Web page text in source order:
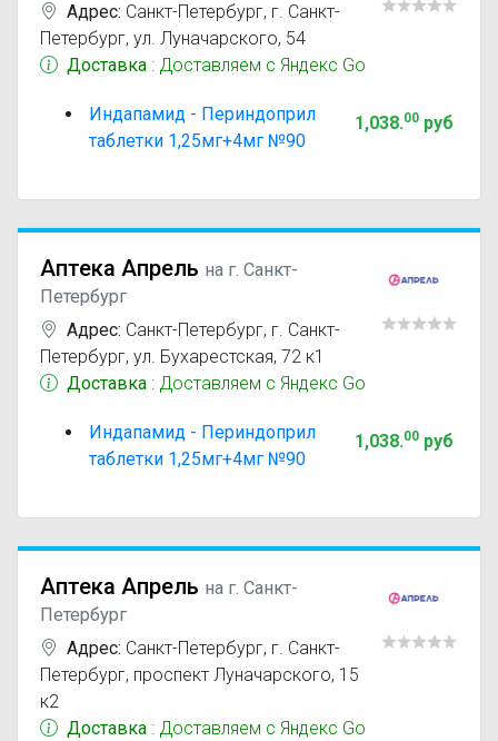
Адрес: Санкт-Петербург, г. Санкт-
Петербург, ул. Луначарского, 54
Доставка : Доставляем с Яндекс Go
Индапамид - Периндоприл
таблетки 1,25мг+4мг №90
1,038.00руб
Аптека Апрель на г. Санкт-
Петербург
Адрес: Санкт-Петербург, г. Санкт-
Петербург, ул. Бухарестская, 72 к1
Доставка : Доставляем с Яндекс Go
Индапамид - Периндоприл
таблетки 1,25мг+4мг №90
1,038.00руб
Аптека Апрель на г. Санкт-
Петербург
Адрес: Санкт-Петербург, г. Санкт-
Петербург, проспект Луначарского, 15
к2
Доставка : Доставляем с Яндекс Go